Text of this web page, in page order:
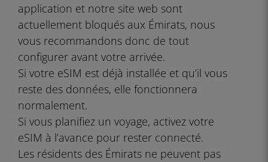
application et notre site web sont
actuellement bloqués aux Émirats, nous
vous recommandons donc de tout
configurer avant votre arrivée.
Si votre eSIM est déjà installée et qu’il vous
reste des données, elle fonctionnera
normalement.
Si vous planifiez un voyage, activez votre
eSIM à l’avance pour rester connecté.
Les résidents des Émirats ne peuvent pas